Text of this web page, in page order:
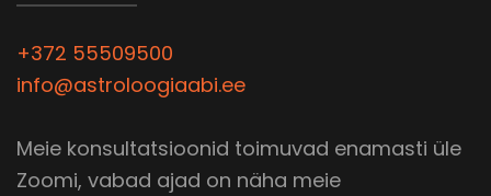
+372 55509500
info@astroloogiaabi.ee
Meie konsultatsioonid toimuvad enamasti üle
Zoomi, vabad ajad on näha meie